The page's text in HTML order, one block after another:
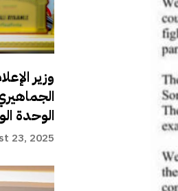
وزير
الوحدة
23, 2025